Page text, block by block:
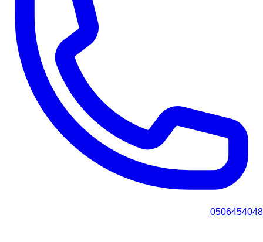
0506454048